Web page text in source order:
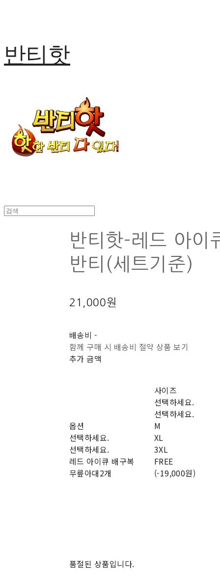
반티핫
반티핫-레드 아이
반티(세트기준)
21,000원
배송비 -
함께 구매 시 배송비 절약 상품 보기
추가 금액
옵션
선택하세요.
선택하세요.
레드 아이큐 배구복
무릎아대2개
사이즈
선택하세요.
선택하세요.
M
XL
3XL
FREE
(-19,000원)
품절된 상품입니다.